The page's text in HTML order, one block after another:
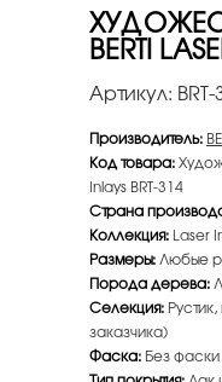
BERTI
Артикул:
Производитель:
Код товара:
Inlays BRT-314
Страна
Коллекция: Laser
Размеры:Любые
Порода дерева:
Селекция:
заказчика)
Фаска: Без фаски